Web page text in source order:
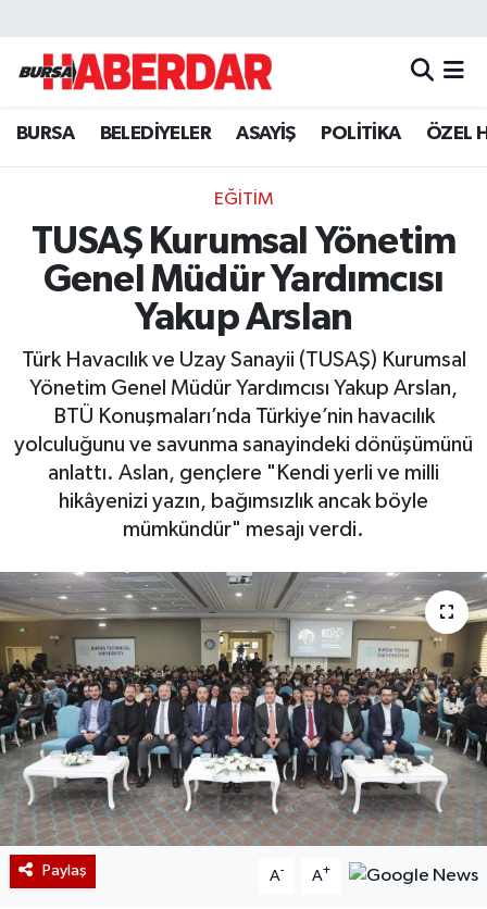
BURSA BELEDİYELER ASAYİŞ POLİTİKA ÖZEL
EĞİTİM
TUSAŞ Kurumsal Yönetim
Genel Müdür Yardımcısı
Yakup Arslan
Türk Havacılık ve Uzay Sanayii (TUSAŞ) Kurumsal
Yönetim Genel Müdür Yardımcısı Yakup Arslan,
BTÜ Konuşmaları’nda Türkiye’nin havacılık
yolculuğunu ve savunma sanayindeki dönüşümünü
anlattı. Aslan, gençlere "Kendi yerli ve milli
hikâyenizi yazın, bağımsızlık ancak böyle
mümkündür" mesajı verdi.
Paylaş A- A+
Hava Durumu
Trafik Durumu
Süper Lig Puan Durumu ve Fikstür
Tüm Manşetler
Son Dakika Haberleri
Haber Arşivi